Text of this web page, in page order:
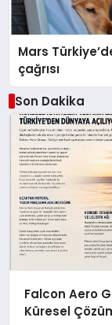
Mars
çağrısı
Son Dakika
Falcon Aero
Küresel